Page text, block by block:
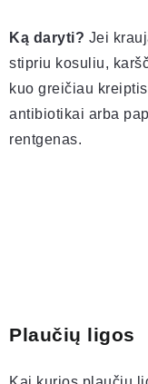
Ką daryti? Jei
stipriu kosuliu,
kuo greičiau
antibiotikai arba
rentgenas.
Plaučių ligos